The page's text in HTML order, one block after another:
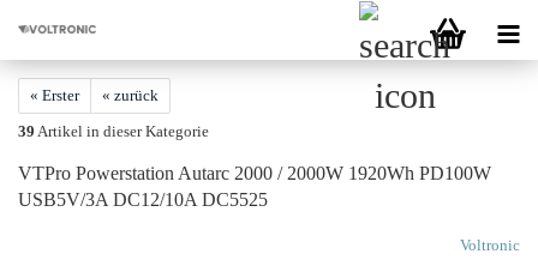
« Erster
« zurück
39 Artikel in dieser Kategorie
VTPro Powerstation Autarc 2000 / 2000W 1920Wh PD100W
USB5V/3A DC12/10A DC5525
Voltronic